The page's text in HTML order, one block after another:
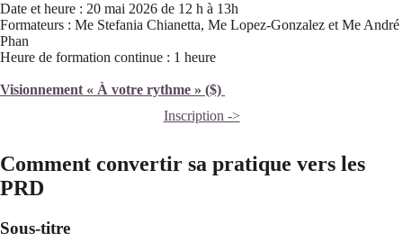
Date et heure : 20 mai 2026 de 12 h à 13h
Formateurs : Me Stefania Chianetta, Me Lopez-Gonzalez et Me André
Phan
Heure de formation continue : 1 heure
Visionnement « À votre rythme » ($)
Inscription ->
Comment convertir sa pratique vers les
PRD
Sous-titre